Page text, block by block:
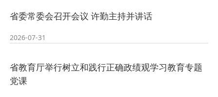
—— 哈 2026-07-24
· 锚定目标谋新篇 巾帼聚力启新程
省委常委会召开会议 许勤主持并讲话
2026-07-31
省教育厅举行树立和践行正确政绩观学习教育专题
党课